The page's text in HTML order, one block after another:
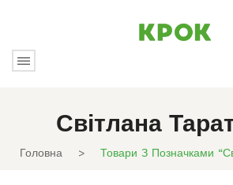
Світлана
Головна > Товари З Позначками